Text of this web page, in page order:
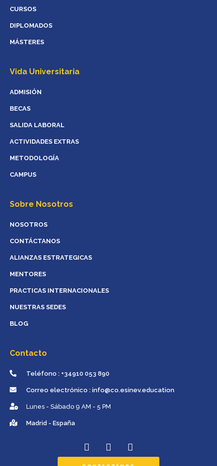
CURSOS
DIPLOMADOS
MÁSTERES
Vida Universitaria
ADMISIÓN
BECAS
SALIDA LABORAL
ACTIVIDADES EXTRAS
METODOLOGÍA
CAMPUS
Sobre Nosotros
NOSOTROS
CONTÁCTANOS
ALIANZAS ESTRATEGICAS
MENTORES
PRACTICAS INTERNACIONALES
NUESTRAS SEDES
BLOG
Contacto
Teléfono : +34910 053 890
Correo electrónico : info@co.esinev.education
Lunes - Sábado 9 AM - 5 PM
Madrid - España